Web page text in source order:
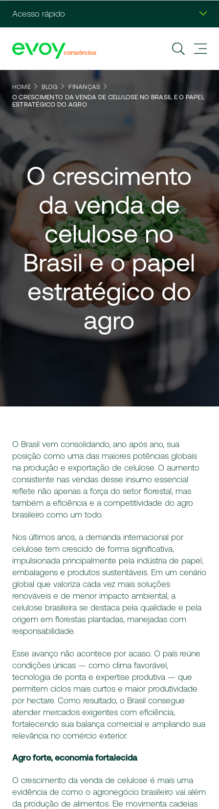
Acesso rápido
HOME BLOG
FINANÇAS
O CRESCIMENTO DA VENDA DE CELULOSE NO BRASIL E O PAPEL
ESTRATÉGICO DO AGRO
O crescimento
da venda de
celulose no
Brasil e o papel
estratégico do
agro
O Brasil vem consolidando, ano após ano, sua
posição como uma das maiores potências globais
na produção e exportação de celulose. O aumento
consistente nas vendas desse insumo essencial
reflete não apenas a força do setor florestal, mas
também a eficiência e a competitividade do agro
brasileiro como um todo.
Nos últimos anos, a demanda internacional por
celulose tem crescido de forma significativa,
impulsionada principalmente pela indústria de papel,
embalagens e produtos sustentáveis. Em um cenário
global que valoriza cada vez mais soluções
renováveis e de menor impacto ambiental, a
celulose brasileira se destaca pela qualidade e pela
origem em florestas plantadas, manejadas com
responsabilidade.
Esse avanço não acontece por acaso. O país reúne
condições únicas — como clima favorável,
tecnologia de ponta e expertise produtiva — que
permitem ciclos mais curtos e maior produtividade
por hectare. Como resultado, o Brasil consegue
atender mercados exigentes com eficiência,
fortalecendo sua balança comercial e ampliando sua
relevância no comércio exterior.
Agro forte, economia fortalecida
O crescimento da venda de celulose é mais uma
evidência de como o agronegócio brasileiro vai além
da produção de alimentos. Ele movimenta cadeias